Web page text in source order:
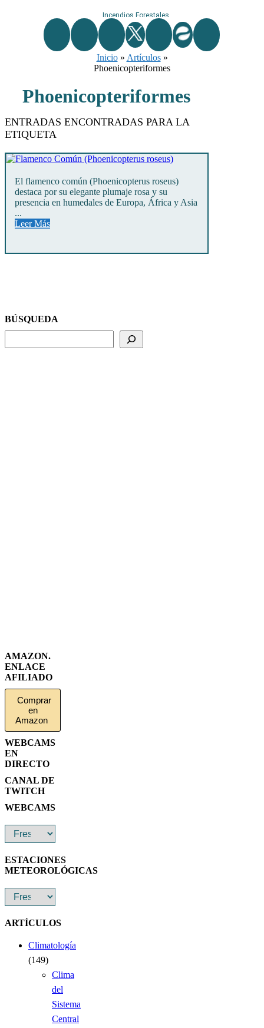
Incendios Forestales
Naturaleza
Ríos
Terremotos
Topográficos
Inicio» Artículos»
Phoenicopteriformes
Phoenicopteriformes
ENTRADAS ENCONTRADAS PARA LA
ETIQUETA
El flamenco común (Phoenicopterus roseus)
destaca por su elegante plumaje rosa y su
presencia en humedales de Europa, África y Asia
...
Leer Más
BÚSQUEDA
AMAZON.
ENLACE
AFILIADO
Comprar
en
Amazon
WEBCAMS
EN
DIRECTO
CANAL DE
TWITCH
WEBCAMS
ESTACIONES
METEOROLÓGICAS
ARTÍCULOS
Climatología
(149)
Clima
del
Sistema
Central